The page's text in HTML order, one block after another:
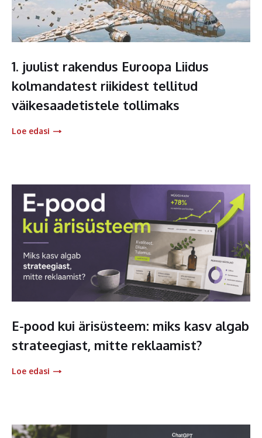
1. juulist rakendus Euroopa Liidus
kolmandatest riikidest tellitud
väikesaadetistele tollimaks
Loe edasi
E-pood kui ärisüsteem: miks kasv algab
strateegiast, mitte reklaamist?
Loe edasi